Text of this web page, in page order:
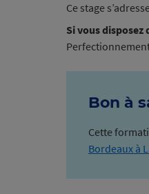
Ce stage
Si vous disposez
Bon à
Cette
Bordeaux à